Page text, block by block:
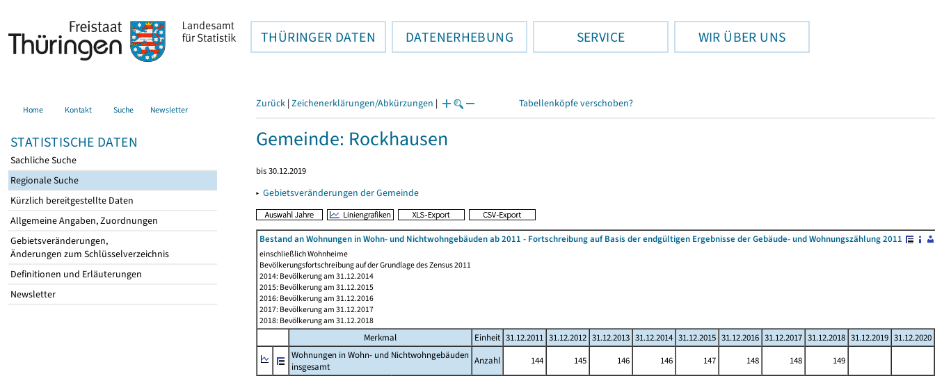
THÜRINGER DATEN DATENERHEBUNG SERVICE WIR ÜBER UNS
Home Kontakt Suche Newsletter
STATISTISCHE DATEN
Sachliche Suche
Regionale Suche
Kürzlich bereitgestellte Daten
Allgemeine Angaben, Zuordnungen
Gebietsveränderungen,
Änderungen zum Schlüsselverzeichnis
Definitionen und Erläuterungen
Newsletter
Zurück | Zeichenerklärungen/Abkürzungen | Tabellenköpfe verschoben?
Gemeinde: Rockhausen
bis 30.12.2019
▸ Gebietsveränderungen der Gemeinde
Bestand an Wohnungen in Wohn- und Nichtwohngebäuden ab 2011 - Fortschreibung auf Basis der endgültigen Ergebnisse der Gebäude- und Wohnungszählung 2011
einschließlich Wohnheime
Bevölkerungsfortschreibung auf der Grundlage des Zensus 2011
2014: Bevölkerung am 31.12.2014
2015: Bevölkerung am 31.12.2015
2016: Bevölkerung am 31.12.2016
2017: Bevölkerung am 31.12.2017
2018: Bevölkerung am 31.12.2018
Merkmal Einheit 31.12.2011 31.12.2012 31.12.2013 31.12.2014 31.12.2015 31.12.2016 31.12.2017 31.12.2018 31.12.2019 31.12.2020
Wohnungen in Wohn- und Nichtwohngebäuden
insgesamt
Anzahl 144 145 146 146 147 148 148
149